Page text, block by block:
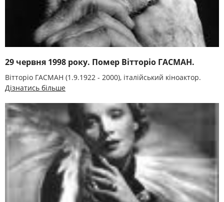
29 червня 1998 року. Помер Вітторіо ГАСМАН.
Вітторіо ГАСМАН (1.9.1922 - 2000), італійський кіноактор.
Дізнатись більше